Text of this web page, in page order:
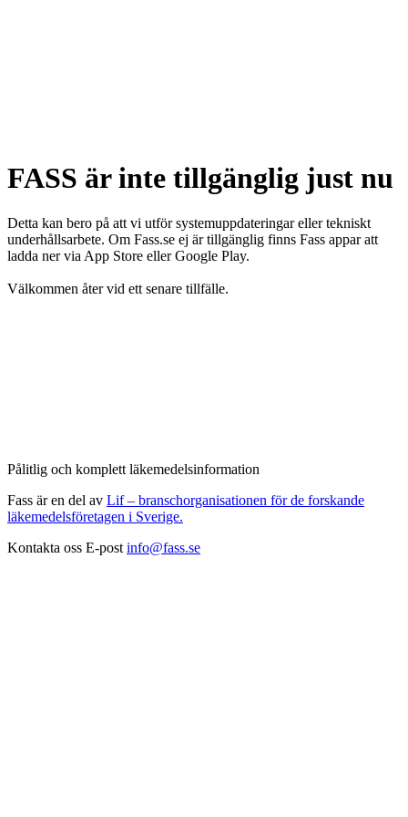
FASS är inte tillgänglig just nu
Detta kan bero på att vi utför systemuppdateringar eller tekniskt
underhållsarbete. Om Fass.se ej är tillgänglig finns Fass appar att
ladda ner via App Store eller Google Play.
Välkommen åter vid ett senare tillfälle.
Pålitlig och komplett läkemedelsinformation
Fass är en del av Lif – branschorganisationen för de forskande
läkemedelsföretagen i Sverige.
Kontakta oss E-post info@fass.se